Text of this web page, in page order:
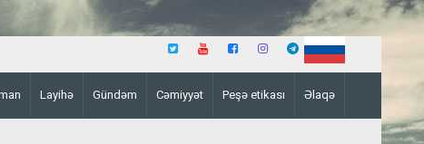
Layihə Gündəm Cəmiyyət Peşə etikası Əlaqə